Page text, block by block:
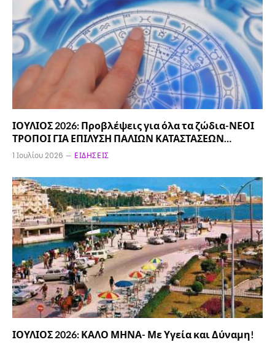
ΙΟΥΛΙΟΣ 2026: Προβλέψεις για όλα τα ζώδια-ΝΕΟΙ
ΤΡΟΠΟΙ ΓΙΑ ΕΠΙΛΥΣΗ ΠΑΛΙΩΝ ΚΑΤΑΣΤΑΣΕΩΝ…
1 Ιουλίου 2026 ΕΙΔΉΣΕΙΣ
ΙΟΥΛΙΟΣ 2026: ΚΑΛΟ ΜΗΝΑ- Με Υγεία και Δύναμη!